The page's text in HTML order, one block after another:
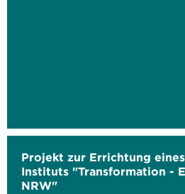
Projekt zur Errichtung
Instituts "Transformation -
NRW"